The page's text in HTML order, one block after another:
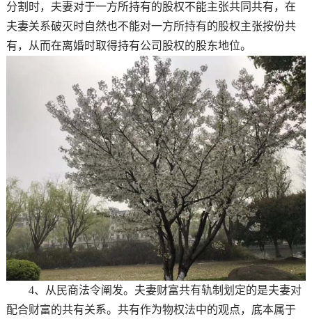
分割时，夫妻对于一方所持有的股权不能主张共同共有，在
夫妻关系破灭时自然也不能对一方所持有的股权主张按份共
有，从而在离婚时取得持有公司股权的股东地位。
4、从民商法令阐发。夫妻财富共有轨制划定的是夫妻对
配合财富的共有关系。共有作为物权法中的观点，底本属于